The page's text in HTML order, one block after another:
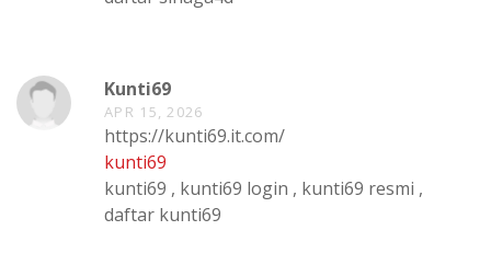
Kunti69
APR 15, 2026
https://kunti69.it.com/
kunti69
kunti69 , kunti69 login , kunti69 resmi ,
daftar kunti69